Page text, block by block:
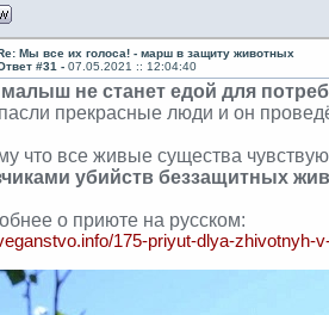
Мы все их голоса! - марш в защиту животных
#31 - 07.05.2021 :: 12:04:40
не станет едой для
прекрасные люди и он
что все живые существа
убийств беззащитных
о приюте на русском:
175-priyut-dlya-zhivotnyh-